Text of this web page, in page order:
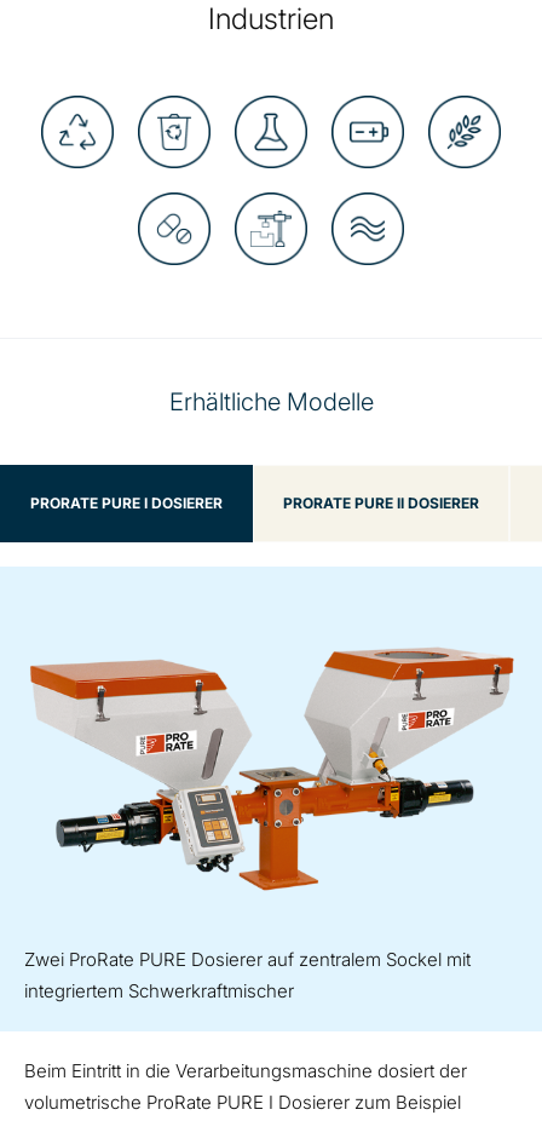
Industrien
Erhältliche Modelle
PRORATE PURE I DOSIERER PRORATE PURE II DOSIERER
Zwei ProRate PURE Dosierer auf zentralem Sockel mit
integriertem Schwerkraftmischer
Beim Eintritt in die Verarbeitungsmaschine dosiert der
volumetrische ProRate PURE I Dosierer zum Beispiel